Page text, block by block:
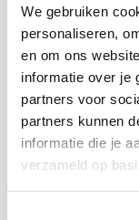
We gebruiken
personaliseren,
en om ons
informatie over je
partners voor
partners kunnen
informatie die je
verzameld op
betreft vorm en
niet zelf. Geef
Grootste succes
Het grootste
van de Europa
bloedstollende
United
Rulli vervulde
schieten vanaf